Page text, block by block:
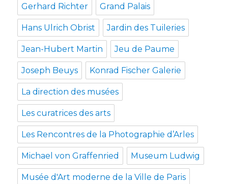
Gerhard Richter Grand Palais
Hans Ulrich Obrist Jardin des Tuileries
Jean-Hubert Martin Jeu de Paume
Joseph Beuys Konrad Fischer Galerie
La direction des musées
Les curatrices des arts
Les Rencontres de la Photographie d’Arles
Michael von Graffenried Museum Ludwig
Musée d'Art moderne de la Ville de Paris